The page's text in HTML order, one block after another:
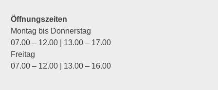
Öffnungszeiten
Montag bis Donnerstag
07.00 – 12.00 | 13.00 – 17.00
Freitag
07.00 – 12.00 | 13.00 – 16.00